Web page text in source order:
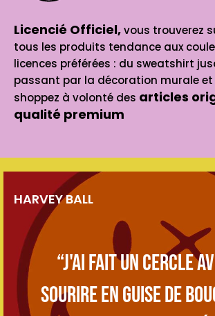
Licencié Officiel,vous trouverez
tous les produits tendance aux
licences préférées : du sweatshirt
passant par la décoration murale et
shoppez à volonté des articles
qualité premium
HARVEY BALL
“J'ai fait un cercle
sourire en guise de